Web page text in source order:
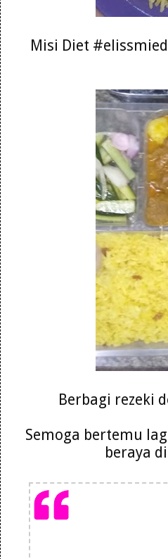
Misi Diet
Berbagi rezeki
Semoga bertemu
beraya